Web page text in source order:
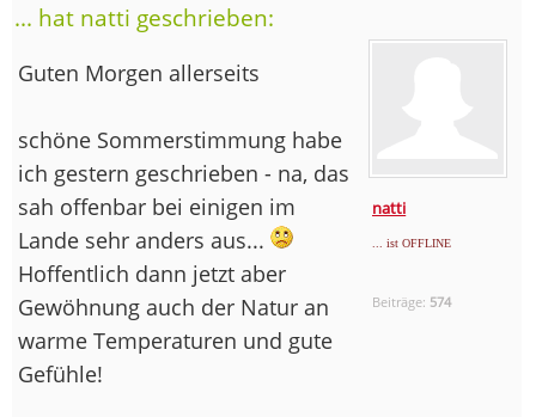
... hat natti geschrieben:
natti
... ist OFFLINE
Beiträge: 574
Guten Morgen allerseits
schöne Sommerstimmung habe
ich gestern geschrieben - na, das
sah offenbar bei einigen im
Lande sehr anders aus...
Hoffentlich dann jetzt aber
Gewöhnung auch der Natur an
warme Temperaturen und gute
Gefühle!